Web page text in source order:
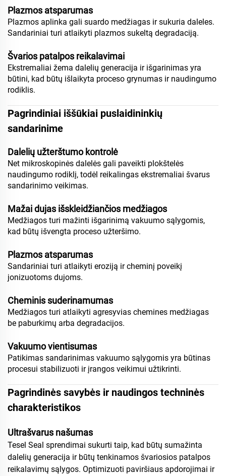
Plazmos atsparumas
Plazmos aplinka gali suardo medžiagas ir sukuria daleles.
Sandariniai turi atlaikyti plazmos sukeltą degradaciją.
Švarios patalpos reikalavimai
Ekstremaliai žema dalelių generacija ir išgarinimas yra
būtini, kad būtų išlaikyta proceso grynumas ir naudingumo
rodiklis.
Pagrindiniai iššūkiai puslaidininkių
sandarinime
Dalelių užterštumo kontrolė
Net mikroskopinės dalelės gali paveikti plokštelės
naudingumo rodiklį, todėl reikalingas ekstremaliai švarus
sandarinimo veikimas.
Mažai dujas išskleidžiančios medžiagos
Medžiagos turi mažinti išgarinimą vakuumo sąlygomis,
kad būtų išvengta proceso užteršimo.
Plazmos atsparumas
Sandariniai turi atlaikyti eroziją ir cheminį poveikį
jonizuotoms dujoms.
Cheminis suderinamumas
Medžiagos turi atlaikyti agresyvias chemines medžiagas
be paburkimų arba degradacijos.
Vakuumo vientisumas
Patikimas sandarinimas vakuumo sąlygomis yra būtinas
procesui stabilizuoti ir įrangos veikimui užtikrinti.
Pagrindinės savybės ir naudingos techninės
charakteristikos
Ultrašvarus našumas
Tesel Seal sprendimai sukurti taip, kad būtų sumažinta
dalelių generacija ir būtų tenkinamos švariosios patalpos
reikalavimų sąlygos. Optimizuoti paviršiaus apdorojimai ir